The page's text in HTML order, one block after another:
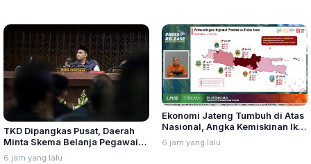
TKD Dipangkas Pusat, Daerah
Minta Skema Belanja Pegawai
Disesuaikan
6 jam yang lalu
Ekonomi Jateng Tumbuh di Atas
Nasional, Angka Kemiskinan Ikut
Menyusut
6 jam yang lalu